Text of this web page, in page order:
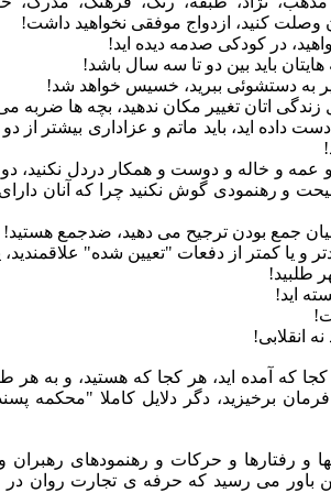
وصلت کنید، ازدواج موفقی نخواهید داشت!
در کودکی صدمه دیده اید!
باید بین دو تا سه سال باشد!
به دستشوئی ببرید، خسیس خواهد شد!
اتان تغییر مکان ندهید، بچه ها ضربه
داده اید، باید ماتم و عزاداری بیشتر از
و عمه و خاله و دوست و همکار دردل نکنید،
و رهنمودی گوش نکنید چرا که آنان
میان جمع بودن ترجیح می دهید، ضدجمع هستید!
و یا کمتر از دفعات "تعیین شده" علاقمندید،
طلبید!
اید!
انقلابی!
که آمده اید، هر کجا که هستید، و به هر
فرمان برخیزید، دگر دلایل کاملا "محکمه
و رفتارها و حرکات و رهنمودهای رهبران
این باور می رسید که حرفه ی تجارت روان